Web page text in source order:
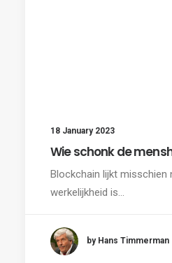
18 January 2023
Wie schonk de
Blockchain lijkt misschien
werkelijkheid is…
by Hans Timmerman